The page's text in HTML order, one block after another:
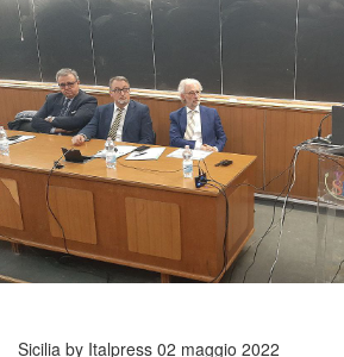
Sicilia by Italpress 02 maggio 2022